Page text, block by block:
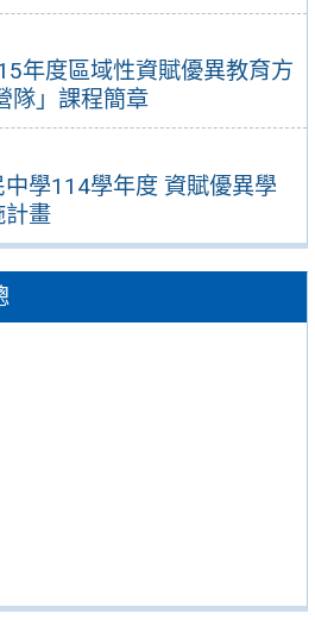
年度區域性資賦優異教育方
隊」課程簡章
學114學年度 資賦優異學
計畫